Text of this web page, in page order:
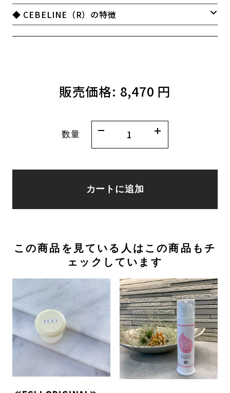
◆ CEBELINE（R）の特徴
販売価格: 8,470 円
数量
カートに追加
この商品を見ている人はこの商品もチ
ェックしています